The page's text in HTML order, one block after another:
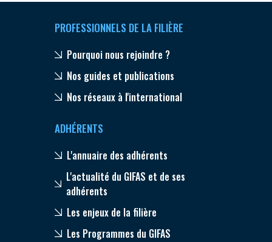
PROFESSIONNELS DE LA FILIÈRE
Pourquoi nous rejoindre ?
Nos guides et publications
Nos réseaux à l'international
ADHÉRENTS
L'annuaire des adhérents
L'actualité du GIFAS et de ses
adhérents
Les enjeux de la filière
Les Programmes du GIFAS